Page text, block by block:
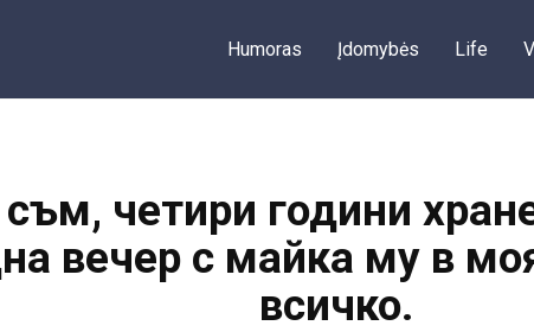
Humoras Įdomybės Life
четири години
вечер с майка му в
всичко.